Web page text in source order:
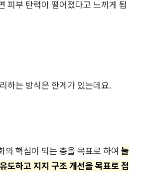
피부 탄력이 떨어졌다고 느끼게 됩
하는 방식은 한계가 있는데요.
의 핵심이 되는 층을 목표로 하여 늘
도하고 지지 구조 개선을 목표로 접